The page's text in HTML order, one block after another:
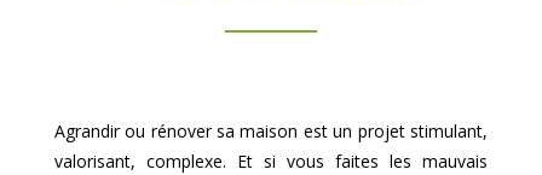
Agrandir ou rénover sa maison est un projet stimulant,
valorisant, complexe. Et si vous faites les mauvais